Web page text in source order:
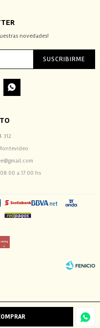
312
a 17:00 hs
novedades!
SUSCRIBIRME
